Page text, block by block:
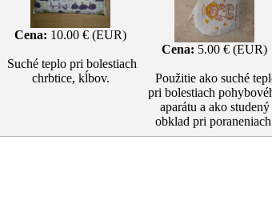
Cena: 10.00 € (EUR)
Suché teplo pri bolestiach
chrbtice, kĺbov.
Cena: 5.00 € (EUR)
Použitie ako suché
pri bolestiach
aparátu a ako studený
obklad pri